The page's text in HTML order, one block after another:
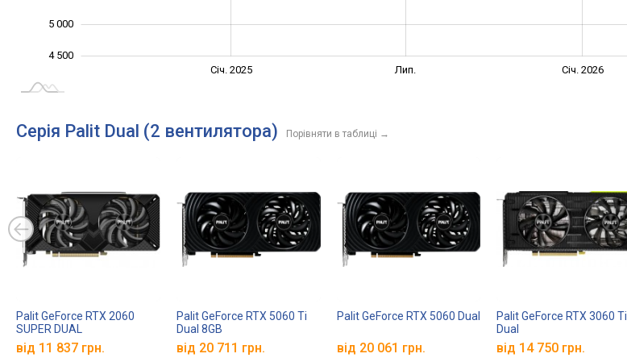
4 500
5 000
Січ. 2025 Лип. Січ. 2026
Серія Palit Dual (2 вентилятора) Порівняти в таблиці →
Palit GeForce RTX 2060
SUPER DUAL
від 11 837 грн.
Palit GeForce RTX 5060 Ti
Dual 8GB
від 20 711 грн.
Palit GeForce RTX 5060 Dual
від 20 061 грн.
Palit GeForce RTX 3060 Ti
Dual
від 14 750 грн.